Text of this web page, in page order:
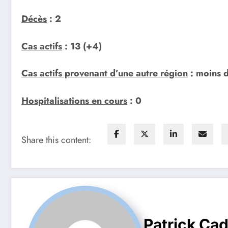
Décès : 2
Cas actifs : 13 (+4)
Cas actifs provenant d’une autre région : moins
Hospitalisations en cours : 0
Share this content: